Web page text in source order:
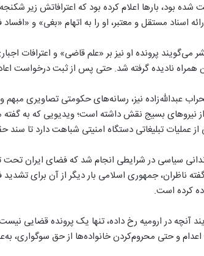
شده بود، بارها اعلام کرده بود که اعترافاتش زیر
اسناد مستقل و معتبر، او را به اتهام «بغی» و
می‌گویند پرونده او نیز بر «علم قاضی» و اعترافات
همراه نادیده گرفته شد. حتی پس از ثبت درخواست
عبدالله‌زاده نیز، رسانه‌های حکومتی تصاویری
نیروهای بسیج نقش داشته است؛ ویدیویی که به گفته
عملیات تبلیغاتی دستگاه امنیتی شباهت دارد تا سند
سیاسی در شرایطی انجام شد که فضای ایران
ناظران، جمهوری اسلامی بار دیگر از آن برای
کرده است.
آنچه در ارومیه رخ داده، تنها یک پرونده قضایی
اعدام و حتی محروم‌کردن خانواده‌ها از حق سوگواری،